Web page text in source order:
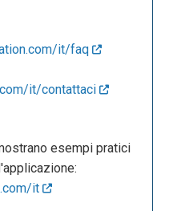
it/faq
it/contattaci
esempi pratici
it